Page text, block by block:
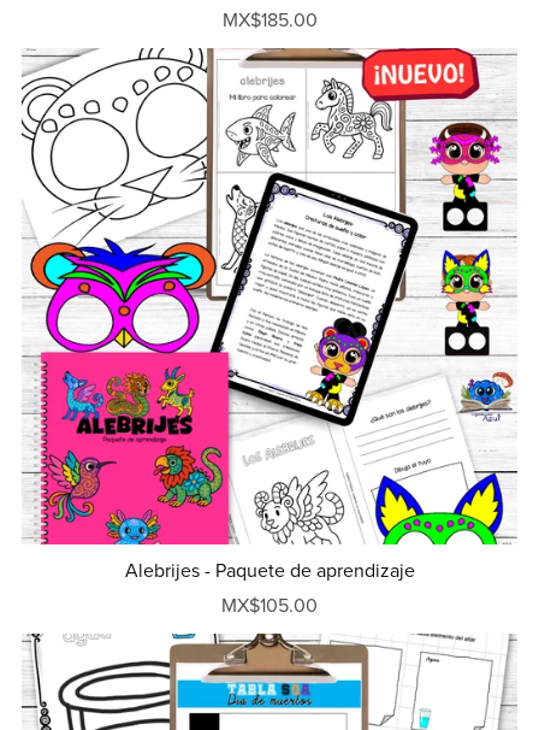
MX$185.00
Alebrijes - Paquete de aprendizaje
MX$105.00